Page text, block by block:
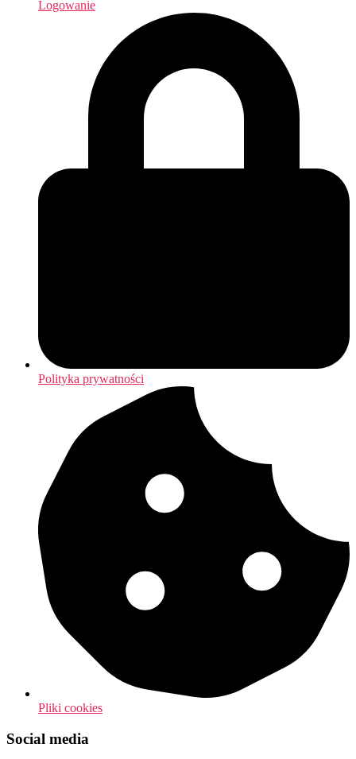
Logowanie
Polityka prywatności
Pliki cookies
Social media